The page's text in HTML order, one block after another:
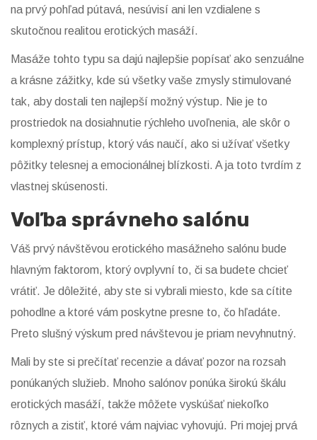
na prvý pohľad pútavá, nesúvisí ani len vzdialene s
skutočnou realitou erotických masáží.
Masáže tohto typu sa dajú najlepšie popísať ako senzuálne
a krásne zážitky, kde sú všetky vaše zmysly stimulované
tak, aby dostali ten najlepší možný výstup. Nie je to
prostriedok na dosiahnutie rýchleho uvoľnenia, ale skôr o
komplexný prístup, ktorý vás naučí, ako si užívať všetky
pôžitky telesnej a emocionálnej blízkosti. A ja toto tvrdím z
vlastnej skúsenosti.
Voľba správneho salónu
Váš prvý návštěvou erotického masážneho salónu bude
hlavným faktorom, ktorý ovplyvní to, či sa budete chcieť
vrátiť. Je dôležité, aby ste si vybrali miesto, kde sa cítite
pohodlne a ktoré vám poskytne presne to, čo hľadáte.
Preto slušný výskum pred návštevou je priam nevyhnutný.
Mali by ste si prečítať recenzie a dávať pozor na rozsah
ponúkaných služieb. Mnoho salónov ponúka širokú škálu
erotických masáží, takže môžete vyskúšať niekoľko
rôznych a zistiť, ktoré vám najviac vyhovujú. Pri mojej prvá